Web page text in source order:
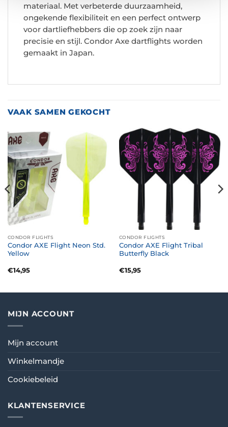
materiaal. Met verbeterde duurzaamheid,
ongekende flexibiliteit en een perfect ontwerp
voor dartliefhebbers die op zoek zijn naar
precisie en stijl. Condor Axe dartflights worden
gemaakt in Japan.
VAAK SAMEN GEKOCHT
CONDOR FLIGHTS
Condor AXE Flight Neon Std.
Yellow
€14,95
CONDOR FLIGHTS
Condor AXE Flight Tribal
Butterfly Black
€15,95
MIJN ACCOUNT
Mijn account
Winkelmandje
Cookiebeleid
KLANTENSERVICE